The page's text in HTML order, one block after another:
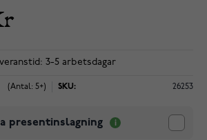
3-5 arbetsdagar
(Antal: 5+) SKU: 26253
presentinslagning